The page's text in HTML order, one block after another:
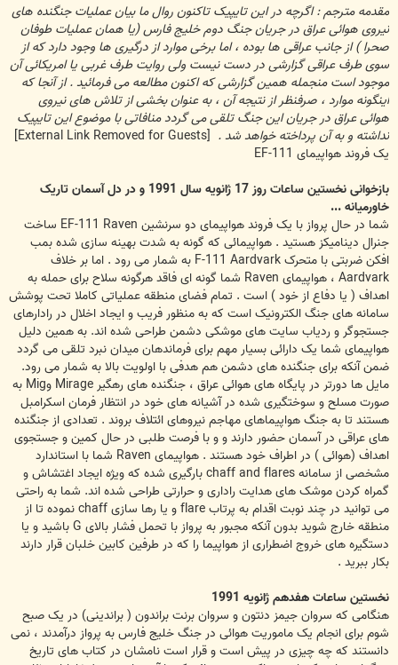
مقدمه مترجم : اگرچه در این تایپیک تاکنون روال ما بیان عملیات جنگنده های
نیروی هوائی عراق در جریان جنگ دوم خلیج فارس (یا همان عملیات طوفان
صحرا ) از جانب عراقی ها بوده ، اما برخی موارد از درگیری ها وجود دارد که از
سوی طرف عراقی گزارشی در دست نیست ولی روایت طرف غربی یا امریکائی آن
موجود است منجمله همین گزارشی که اکنون مطالعه می فرمائید . از آنجا که
اینگونه موارد ، صرفنظر از نتیجه آن ، به عنوان بخشی از تلاش های نیروی
هوائی عراق در جریان این جنگ تلقی می گردد منافاتی با موضوع این تایپیک
نداشته و به آن پرداخته خواهد شد .
یک فروند هواپیمای EF-111
بازخوانی نخستین ساعات روز 17 ژانویه سال 1991 و در دل آسمان تاریک
خاورمیانه ...
شما در حال پرواز با یک فروند هواپیمای دو سرنشین EF-111 Raven ساخت
جنرال دینامیکز هستید . هواپیمائی که گونه به شدت بهینه سازی شده بمب
افکن ضربتی با متحرک F-111 Aardvark به شمار می رود . اما بر خلاف
Aardvark ، هواپیمای Raven شما گونه ای فاقد هرگونه سلاح برای حمله به
اهداف ( یا دفاع از خود ) است . تمام فضای منطقه عملیاتی کاملا تحت پوشش
سامانه های جنگ الکترونیک است که به منظور فریب و ایجاد اخلال در رادارهای
جستجوگر و ردیاب سایت های موشکی دشمن طراحی شده اند. به همین دلیل
هواپیمای شما یک دارائی بسیار مهم برای فرماندهان میدان نبرد تلقی می گردد
ضمن آنکه برای جنگنده های دشمن هم هدفی با اولویت بالا به شمار می رود.
مایل ها دورتر در پایگاه های هوائی عراق ، جنگنده های رهگیر Mirage وMig به
صورت مسلح و سوختگیری شده در آشیانه های خود در انتظار فرمان اسکرامبل
هستند تا به جنگ هواپیماهای مهاجم نیروهای ائتلاف بروند . تعدادی از جنگنده
های عراقی در آسمان حضور دارند و و با فرصت طلبی در حال کمین و جستجوی
اهداف (هوائی ) در اطراف خود هستند . هواپیمای Raven شما با استاندارد
مشخصی از سامانه chaff and flares بارگیری شده که ویژه ایجاد اغتشاش و
گمراه کردن موشک های هدایت راداری و حرارتی طراحی شده اند. شما به راحتی
می توانید در چند نوبت اقدام به پرتاب flare و یا رها سازی chaff نموده تا از
منطقه خارج شوید بدون آنکه مجبور به پرواز با تحمل فشار بالای G باشید و یا
دستگیره های خروج اضطراری از هواپیما را که در طرفین کابین خلبان قرار دارند
بکار ببرید .
نخستین ساعات هفدهم ژانویه 1991
هنگامی که سروان جیمز دنتون و سروان برنت براندون ( براندینی) در یک صبح
شوم برای انجام یک ماموریت هوائی در جنگ خلیج فارس به پرواز درآمدند ، نمی
دانستند که چه چیزی در پیش است و قرار است نامشان در کتاب های تاریخ